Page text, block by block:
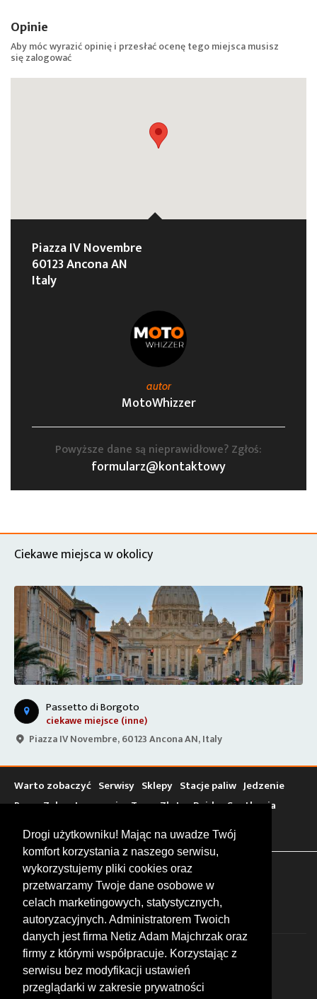
Drogi użytkowniku! Mając na uwadze Twój
komfort korzystania z naszego serwisu,
wykorzystujemy pliki cookies oraz
przetwarzamy Twoje dane osobowe w
celach marketingowych, statystycznych,
autoryzacyjnych. Administratorem Twoich
danych jest firma Netiz Adam Majchrzak oraz
firmy z którymi współpracuje. Korzystając z
serwisu bez modyfikacji ustawień
przeglądarki w zakresie prywatności
Opinie
Aby móc wyrazić opinię i przesłać ocenę tego miejsca musisz
sięzalogować
Piazza IV Novembre
60123 Ancona AN
Italy
autor
MotoWhizzer
Powyższe dane są nieprawidłowe? Zgłoś:
formularz@kontaktowy
Ciekawe miejsca w okolicy
Passetto di Borgoto
ciekawe miejsce (inne)
Piazza IV Novembre, 60123 Ancona AN, Italy
Warto zobaczyć Serwisy Sklepy Stacje paliw Jedzenie
Bary Zakwaterowanie Tory Zloty Rajdy Spotkania
Targi
Giełdy Szkolenia
FOLLOW US